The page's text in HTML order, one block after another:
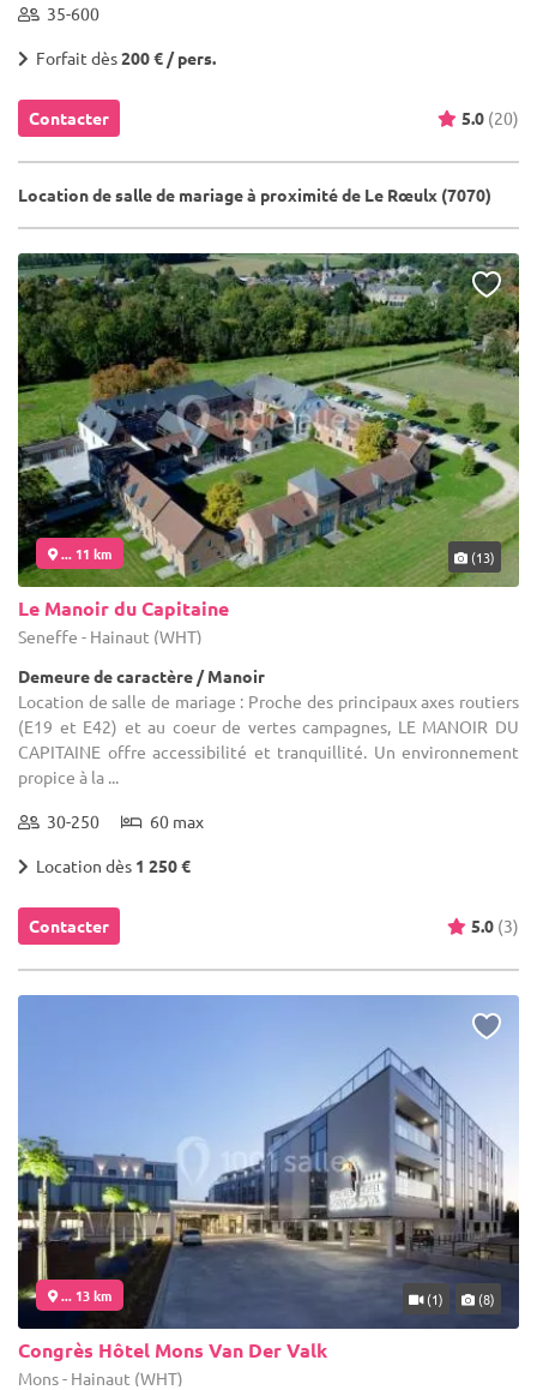
35-600
Forfait dès200 € / pers.
Contacter 5.0 (20)
Location de salle de mariage à proximité de Le Rœulx (7070)
... 11 km (13)
Le Manoir du Capitaine
Seneffe - Hainaut (WHT)
Demeure de caractère / Manoir
Location de salle de mariage : Proche des principaux axes routiers
(E19 et E42) et au coeur de vertes campagnes, LE MANOIR DU
CAPITAINE offre accessibilité et tranquillité. Un environnement
propice à la ...
30-250 60 max
Location dès 1 250 €
Contacter 5.0 (3)
... 13 km (1) (8)
Congrès Hôtel Mons Van Der Valk
Mons - Hainaut (WHT)